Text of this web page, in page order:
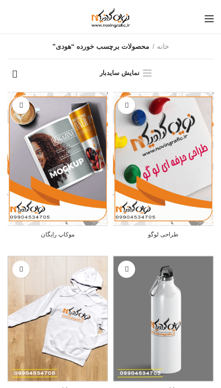
خانه محصولات برچسب خورده “هودی”
نمایش سایدبار
طراحی لوگو موکاپ رایگان